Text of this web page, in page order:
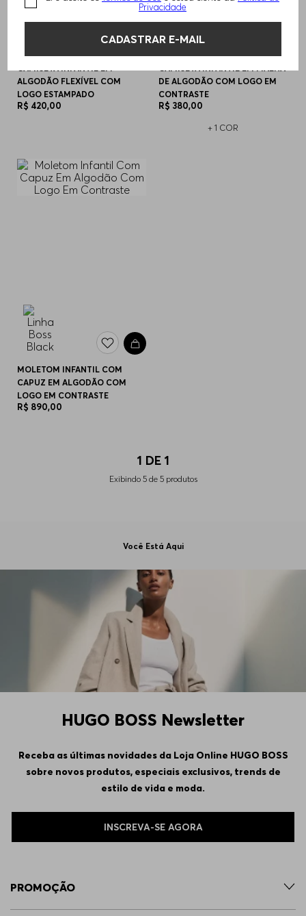
Privacidade
CADASTRAR E-MAIL
ALGODÃO FLEXÍVEL COM
LOGO ESTAMPADO
R$ 420,00
DE ALGODÃO COM LOGO EM
CONTRASTE
R$ 380,00
+ 1 COR
MOLETOM INFANTIL COM
CAPUZ EM ALGODÃO COM
LOGO EM CONTRASTE
R$ 890,00
1 DE 1
Exibindo 5de 5produtos
Você Está Aqui
HUGO BOSS Newsletter
Receba as últimas novidades da Loja Online HUGO BOSS
sobre novos produtos, especiais exclusivos, trends de
estilo de vida e moda.
INSCREVA-SE AGORA
PROMOÇÃO